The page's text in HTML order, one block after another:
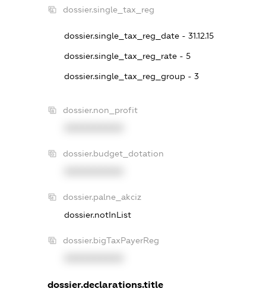
dossier.single_tax_reg
dossier.single_tax_reg_date - 31.12.15
dossier.single_tax_reg_rate - 5
dossier.single_tax_reg_group - 3
dossier.non_profit
dossier.budget_dotation
dossier.palne_akciz
dossier.notInList
dossier.bigTaxPayerReg
dossier.declarations.title